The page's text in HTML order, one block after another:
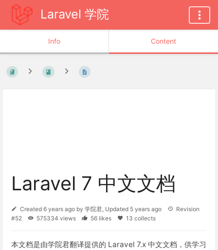
Laravel 学院
Info Content
Laravel 7 中文文档
Created 6 years ago by 学院君, Updated 5 years ago
Revision
#52
575334 views 56 likes 13 collects
本文档是由学院君翻译提供的 Laravel 7.x 中文文档，供学习